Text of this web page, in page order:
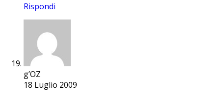
Rispondi
g’OZ
18 Luglio 2009